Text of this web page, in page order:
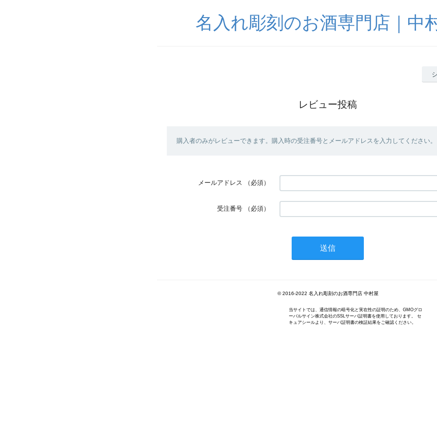
名入れ彫刻のお酒専門店｜中
レビュー投稿
購入者のみがレビューできます。購入時の受注番号とメールアドレスを入力してください。
メールアドレス （必須）
受注番号 （必須）
© 2016-2022 名入れ彫刻のお酒専門店 中村屋
当サイトでは、通信情報の暗号化と実在性の証明のため、GMOグロ
ーバルサイン株式会社のSSLサーバ証明書を使用しております。 セ
キュアシールより、サーバ証明書の検証結果をご確認ください。